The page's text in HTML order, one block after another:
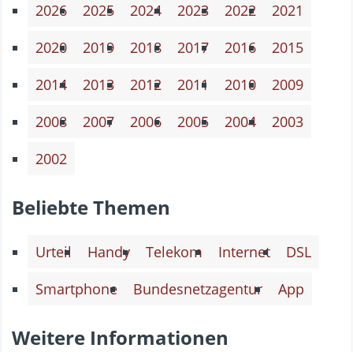
2026 2025 2024 2023 2022
2021
2020
2019 2018 2017 2016
2015
2014
2013 2012 2011 2010
2009
2008
2007 2006 2005 2004
2003
2002
Beliebte Themen
Urteil Handy Telekom Internet
DSL
Smartphone
Bundesnetzagentur App
Weitere Informationen